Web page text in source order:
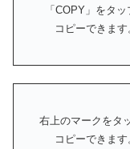
「COPY」をタ
コピーできます
右上のマークをタ
コピーできます